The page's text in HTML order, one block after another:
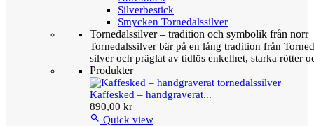
Silverbestick
Smycken Tornedalssilver
Tornedalssilver – tradition och symbolik från norr
Tornedalssilver bär på en lång tradition från
silver och präglat av tidlös enkelhet, starka rötter
Produkter
Kaffesked – handgraverat...
890,00 kr
 Quick view